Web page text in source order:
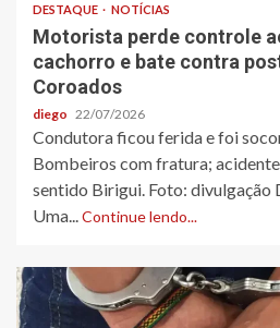
DESTAQUE NOTÍCIAS
Motorista perde controle
cachorro e bate contra
Coroados
diego 22/07/2026
Condutora ficou ferida e foi
Bombeiros com fratura;
sentido Birigui. Foto: divulgação
Uma...Continue lendo...